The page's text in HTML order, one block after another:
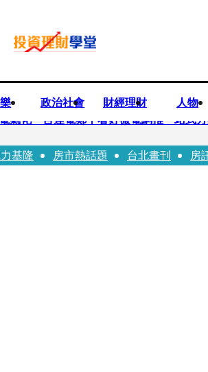
政治社會 財經理財 人物
氣化 台達電鄭平看好微電網推一站式
？立院三讀藍白兒少未來帳戶 政院放
基隆 房市熱話題 台北畫刊 房